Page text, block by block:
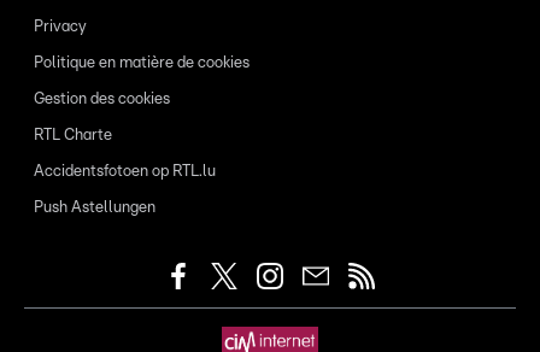
Privacy
Politique en matière de cookies
Gestion des cookies
RTL Charte
Accidentsfotoen op RTL.lu
Push Astellungen